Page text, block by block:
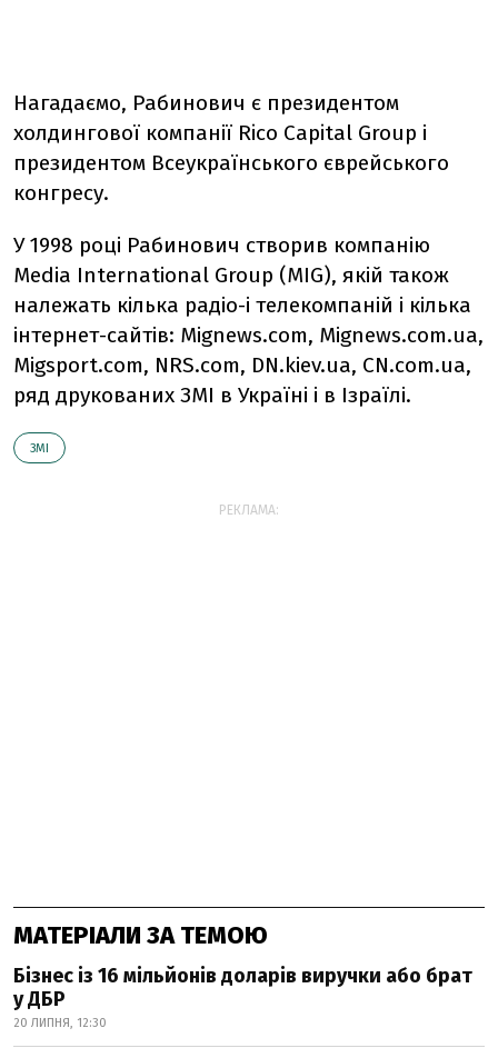
Нагадаємо, Рабинович є президентом
холдингової компанії Rico Capital Group і
президентом Всеукраїнського єврейського
конгресу.
У 1998 році Рабинович створив компанію
Medіa Іnternatіonal Group (MIG), якій також
належать кілька радіо-і телекомпаній і кілька
інтернет-сайтів: Mіgnews.com, Mіgnews.com.ua,
Mіgsport.com, NRS.com, DN.kіev.ua, CN.com.ua,
ряд друкованих ЗМІ в Україні і в Ізраїлі.
ЗМІ
РЕКЛАМА:
МАТЕРІАЛИ ЗА ТЕМОЮ
Бізнес із 16 мільйонів доларів виручки або брат
у ДБР
20 ЛИПНЯ, 12:30